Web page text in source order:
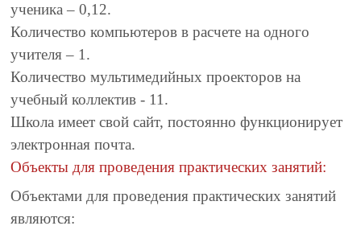
ученика – 0,12.
Количество компьютеров в расчете на одного
учителя – 1.
Количество мультимедийных проекторов на
учебный коллектив - 11.
Школа имеет свой сайт, постоянно функционирует
электронная почта.
Объекты для проведения практических занятий:
Объектами для проведения практических занятий
являются: